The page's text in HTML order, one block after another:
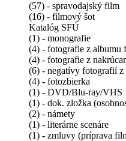
(57) - spravodajský film
(16) - filmový šot
Katalóg SFÚ
(1) - monografie
(4) - fotografie z
(4) - fotografie z
(6) - negatívy fotografií z
(4) - fotozbierka
(1) - DVD/Blu-ray/VHS
(1) - dok. zložka
(2) - námety
(1) - literárne scenáre
(1) - zmluvy (príprava